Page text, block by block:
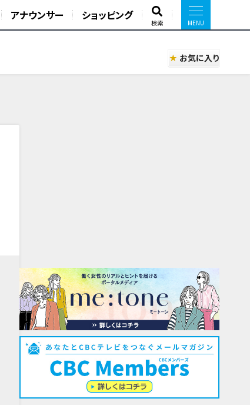
アナウンサー ショッピング
検索
お気に入り